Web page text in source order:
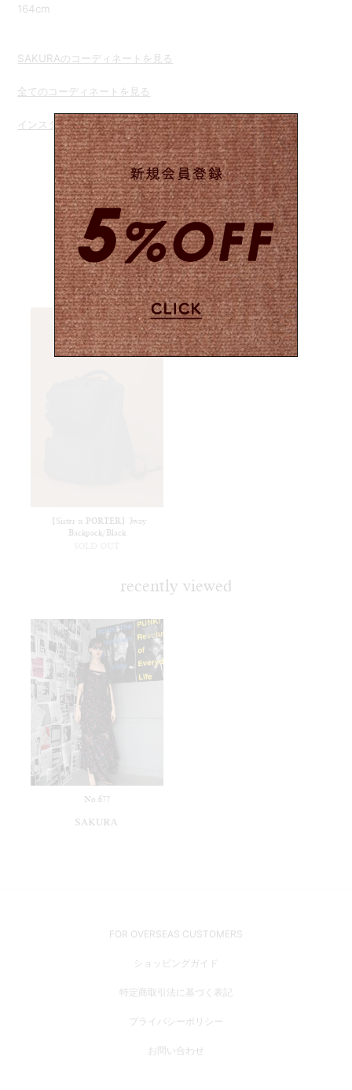
164cm
SAKURAのコーディネートを見る
全てのコーディネートを見る
インスタグラムでコーディネートを見る
Matches with
【Sister x PORTER】3way
Backpack/Black
recently viewed
No.677
FOR OVERSEAS CUSTOMERS
ショッピングガイド
特定商取引法に基づく表記
プライバシーポリシー
お問い合わせ